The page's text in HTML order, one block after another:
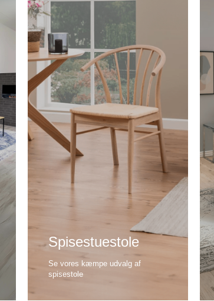
Spisestuestole
Se vores kæmpe udvalg af
spisestole